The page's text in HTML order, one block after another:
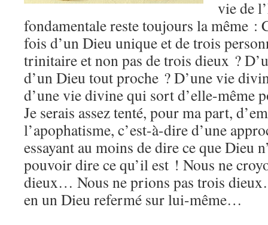
vie de
fondamentale reste toujours la même :
fois d’un Dieu unique et de trois
trinitaire et non pas de trois dieux ?
d’un Dieu tout proche ? D’une vie
d’une vie divine qui sort d’elle-même
Je serais assez tenté, pour ma part,
l’apophatisme, c’est-à-dire d’une
essayant au moins de dire ce que Dieu
pouvoir dire ce qu’il est ! Nous ne
dieux… Nous ne prions pas trois
en un Dieu refermé sur lui-même…